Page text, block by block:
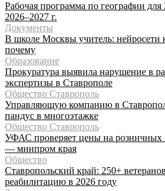
Рабочая программа по географии
2026–2027 г.
Документы
В школе Москвы учитель:
почему
Образование
Прокуратура выявила нарушение в
экспертизы в Ставрополе
Общество Ставрополь
Управляющую компанию в
пандус в многоэтажке
Общество Ставрополь
УФАС проверяет цены на розничных
— минпром края
Общество
Ставропольский край: 250+
реабилитацию в 2026 году